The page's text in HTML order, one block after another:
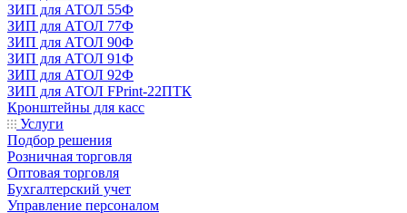
ЗИП для АТОЛ 55Ф
ЗИП для АТОЛ 77Ф
ЗИП для АТОЛ 90Ф
ЗИП для АТОЛ 91Ф
ЗИП для АТОЛ 92Ф
ЗИП для АТОЛ FPrint-22ПТК
Кронштейны для касс
Услуги
Подбор решения
Розничная торговля
Оптовая торговля
Бухгалтерский учет
Управление персоналом